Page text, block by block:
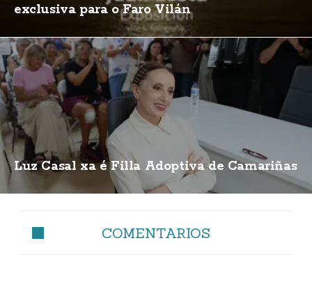
exclusiva para o Faro Vilán
Luz Casal xa é Filla Adoptiva de Camariñas
COMENTARIOS